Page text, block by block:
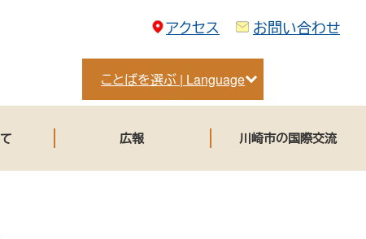
アクセス
お問い合わせ
ことばを選ぶ | Language
広報 川崎市の国際交流